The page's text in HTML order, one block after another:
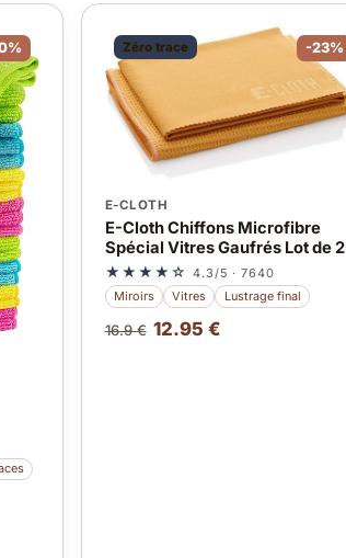
Zéro trace -23%
E-CLOTH
E-Cloth Chiffons Microfibre
Spécial Vitres Gaufrés Lot de 2
★★★★☆ 4.3/5 · 7640
Miroirs
Vitres Lustrage final
16.9 € 12.95 €